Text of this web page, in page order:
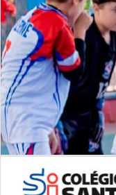
Desafios | Saiba mais
NOSSOCANAL